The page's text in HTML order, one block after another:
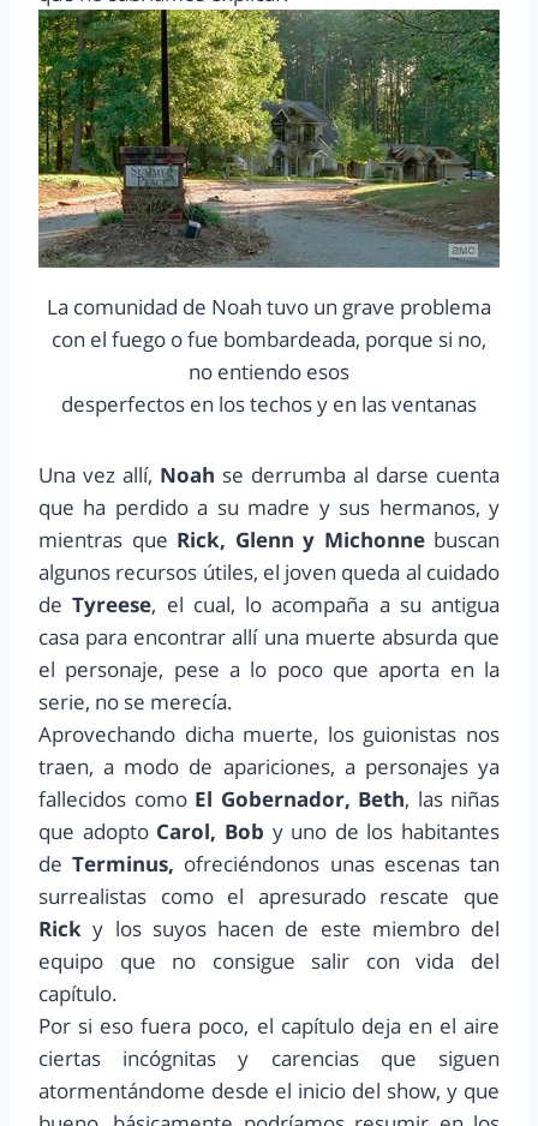
La comunidad de Noah tuvo un grave problema
con el fuego o fue bombardeada, porque si no,
no entiendo esos
desperfectos en los techos y en las ventanas
Una vez allí, Noah se derrumba al darse cuenta
que ha perdido a su madre y sus hermanos, y
mientras que Rick, Glenn y Michonnebuscan
algunos recursos útiles, el joven queda al cuidado
deTyreese, el cual, lo acompaña a su antigua
casa para encontrar allí una muerte absurda que
el personaje, pese a lo poco que aporta en la
serie, no se merecía.
Aprovechando dicha muerte, los guionistas nos
traen, a modo de apariciones, a personajes ya
fallecidos como El Gobernador, Beth, las niñas
que adopto Carol, Bob y uno de los habitantes
deTerminus, ofreciéndonos unas escenas tan
surrealistas como el apresurado rescate que
Ricky los suyos hacen de este miembro del
equipo que no consigue salir con vida del
capítulo.
Por si eso fuera poco, el capítulo deja en el aire
ciertas incógnitas y carencias que siguen
atormentándome desde el inicio del show, y que